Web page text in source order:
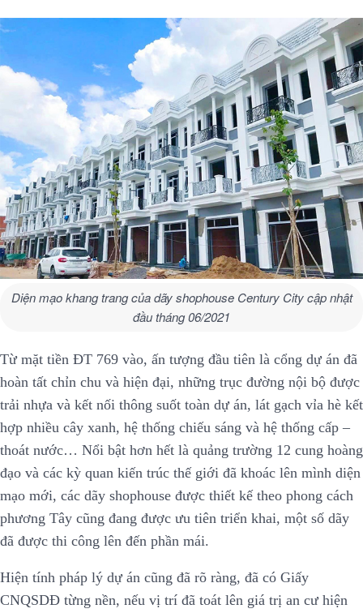
Diện mạo khang trang của dãy shophouse Century City cập nhật
đầu tháng 06/2021
Từ mặt tiền ĐT 769 vào, ấn tượng đầu tiên là cổng dự án đã
hoàn tất chỉn chu và hiện đại, những trục đường nội bộ được
trải nhựa và kết nối thông suốt toàn dự án, lát gạch vỉa hè kết
hợp nhiều cây xanh, hệ thống chiếu sáng và hệ thống cấp –
thoát nước… Nổi bật hơn hết là quảng trường 12 cung hoàng
đạo và các kỳ quan kiến trúc thế giới đã khoác lên mình diện
mạo mới, các dãy shophouse được thiết kế theo phong cách
phương Tây cũng đang được ưu tiên triển khai, một số dãy
đã được thi công lên đến phần mái.
Hiện tính pháp lý dự án cũng đã rõ ràng, đã có Giấy
CNQSDĐ từng nền, nếu vị trí đã toát lên giá trị an cư hiện